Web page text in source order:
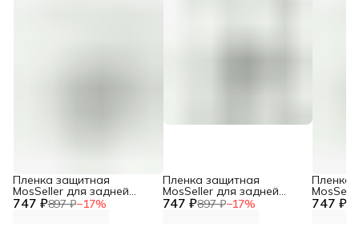
747 ₽897 ₽−17%
Пленка защитная
MosSeller для задней
панели для Xiaomi Redmi 747 ₽897 ₽−17%
Пленка защитная
MosSeller для задней
панели для Xiaomi Redmi 747 ₽
Пленка
панели